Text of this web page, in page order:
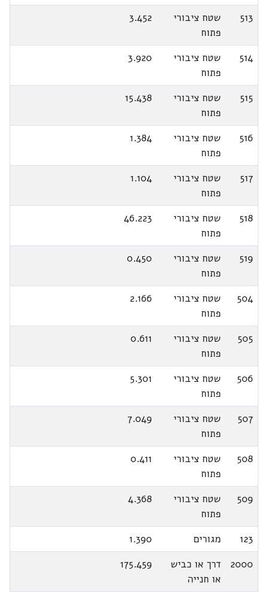
513
שטח ציבורי
פתוח
3.452
514
שטח ציבורי
פתוח
3.920
515
שטח ציבורי
פתוח
15.438
516
שטח ציבורי
פתוח
1.384
517
שטח ציבורי
פתוח
1.104
518
שטח ציבורי
פתוח
46.223
519
שטח ציבורי
פתוח
0.450
504
שטח ציבורי
פתוח
2.166
505
שטח ציבורי
פתוח
0.611
506
שטח ציבורי
פתוח
5.301
507
שטח ציבורי
פתוח
7.049
508
שטח ציבורי
פתוח
0.411
509
שטח ציבורי
פתוח
4.368
123 מגורים
1.390
2000
דרך או כביש
או חנייה
175.459